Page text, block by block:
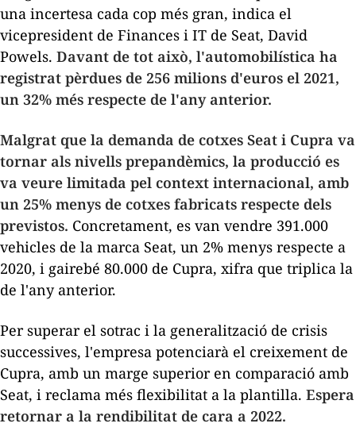
una incertesa cada cop més gran, indica el
vicepresident de Finances i IT de Seat, David
Powels. Davant de tot això, l'automobilística ha
registrat pèrdues de 256 milions d'euros el 2021,
un 32% més respecte de l'any anterior.
Malgrat que la demanda de cotxes Seat i Cupra va
tornar als nivells prepandèmics, la producció es
va veure limitada pel context internacional, amb
un 25% menys de cotxes fabricats respecte dels
previstos. Concretament, es van vendre 391.000
vehicles de la marca Seat, un 2% menys respecte a
2020, i gairebé 80.000 de Cupra, xifra que triplica la
de l'any anterior.
Per superar el sotrac i la generalització de crisis
successives, l'empresa potenciarà el creixement de
Cupra, amb un marge superior en comparació amb
Seat, i reclama més flexibilitat a la plantilla. Espera
retornar a la rendibilitat de cara a 2022.